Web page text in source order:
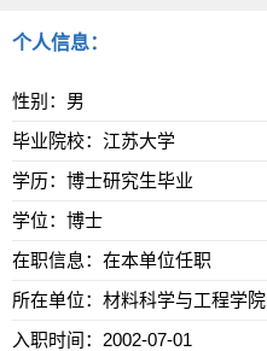
个人信息：
性别：男
毕业院校：江苏大学
学历：博士研究生毕业
学位：博士
在职信息：在本单位任职
所在单位：材料科学与工程学院
入职时间：2002-07-01